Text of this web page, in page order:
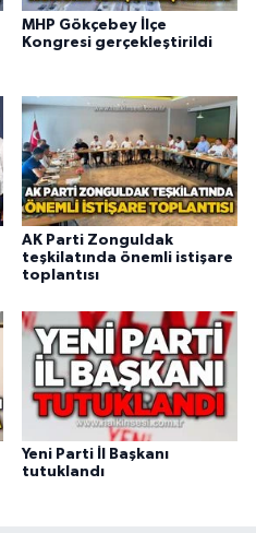
MHP Gökçebey İlçe
Kongresi gerçekleştirildi
AK Parti Zonguldak
teşkilatında önemli istişare
toplantısı
Yeni Parti İl Başkanı
tutuklandı